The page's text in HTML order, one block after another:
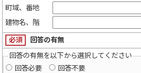
町域、番地
建物名、階
必須
回答の有無
回答の有無を以下から選択してください
回答必要
回答不要